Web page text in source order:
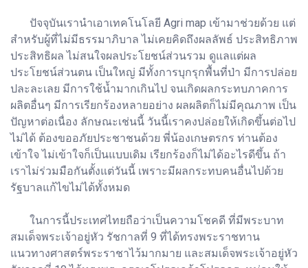
ปัจจุบันเรานำเอาเทคโนโลยี Agri map เข้ามาช่วยด้วย แต่
สำหรับผู้ที่ไม่มีธรรมาภิบาล ไม่เคยคิดถึงผลลัพธ์ ประสิทธิภาพ
ประสิทธิผล ไม่สนใจผลประโยชน์ส่วนรวม ดูแลแต่ผล
ประโยชน์ส่วนตน เป็นใหญ่ มีทั้งการบุกรุกพื้นที่ป่า มีการปล่อย
ปละละเลย มีการใช้น้ำมากเกินไป จนเกิดผลกระทบภาคการ
ผลิตอื่นๆ มีการเรียกร้องหลายอย่าง ผลผลิตก็ไม่มีคุณภาพ เป็น
ปัญหาต่อเนื่อง ลักษณะเช่นนี้ วันนี้เราคงปล่อยให้เกิดขึ้นต่อไป
ไม่ได้ ต้องขออภัยประชาชนด้วย พี่น้องเกษตรกร ท่านต้อง
เข้าใจ ไม่เข้าใจก็เป็นแบบเดิม เรียกร้องก็ไม่ได้อะไรดีขึ้น ถ้า
เราไม่ร่วมมือกันตั้งแต่วันนี้ เพราะมีผลกระทบคนอื่นไปด้วย
รัฐบาลแก้ไขไม่ได้ทั้งหมด
ในการนี้ประเทศไทยถือว่าเป็นความโชคดี ที่มีพระบาท
สมเด็จพระเจ้าอยู่หัว รัชกาลที่ 9 ที่ได้ทรงพระราชทาน
แนวทางศาสตร์พระราชาไว้มากมาย และสมเด็จพระเจ้าอยู่หัว